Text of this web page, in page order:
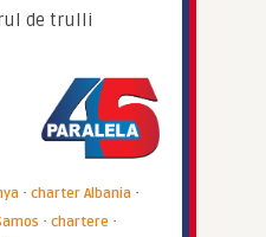
de trulli
· charter Albania ·
· chartere ·